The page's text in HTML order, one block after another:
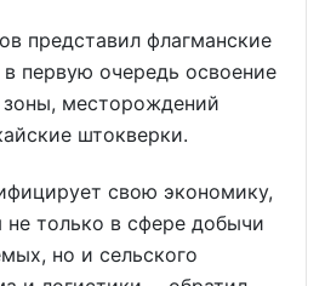
представил флагманские
первую очередь освоение
месторождений
штокверки.
свою экономику,
не только в сфере добычи
но и сельского